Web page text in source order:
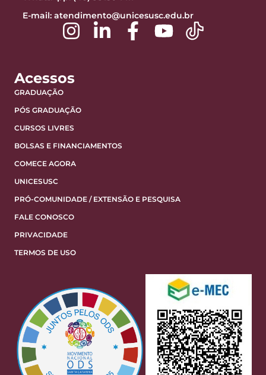
E-mail: atendimento@unicesusc.edu.br
Acessos
GRADUAÇÃO
PÓS GRADUAÇÃO
CURSOS LIVRES
BOLSAS E FINANCIAMENTOS
COMECE AGORA
UNICESUSC
PRÓ-COMUNIDADE / EXTENSÃO E PESQUISA
FALE CONOSCO
PRIVACIDADE
TERMOS DE USO